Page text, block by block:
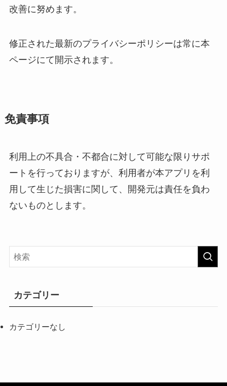
改善に努めます。
修正された最新のプライバシーポリシーは常に本
ページにて開示されます。
免責事項
利用上の不具合・不都合に対して可能な限りサポ
ートを行っておりますが、利用者が本アプリを利
用して生じた損害に関して、開発元は責任を負わ
ないものとします。
カテゴリー
カテゴリーなし